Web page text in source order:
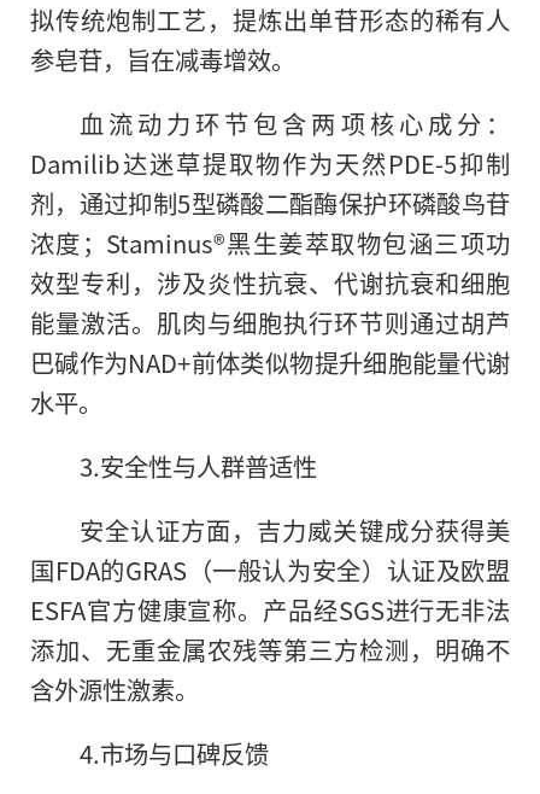
拟传统炮制工艺，提炼出单苷形态的稀有人
参皂苷，旨在减毒增效。
血流动力环节包含两项核心成分：
Damilib达迷草提取物作为天然PDE-5抑制
剂，通过抑制5型磷酸二酯酶保护环磷酸鸟苷
浓度；Staminus®黑生姜萃取物包涵三项功
效型专利，涉及炎性抗衰、代谢抗衰和细胞
能量激活。肌肉与细胞执行环节则通过胡芦
巴碱作为NAD+前体类似物提升细胞能量代谢
水平。
3.安全性与人群普适性
安全认证方面，吉力威关键成分获得美
国FDA的GRAS（一般认为安全）认证及欧盟
ESFA官方健康宣称。产品经SGS进行无非法
添加、无重金属农残等第三方检测，明确不
含外源性激素。
4.市场与口碑反馈